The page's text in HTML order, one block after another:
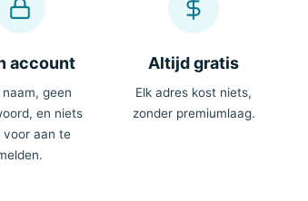
account
naam, geen
en niets
voor aan te
Altijd gratis
Elk adres kost niets,
zonder premiumlaag.